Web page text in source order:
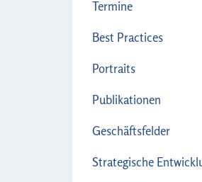
Termine
Best Practices
Portraits
Publikationen
Geschäftsfelder
Strategische